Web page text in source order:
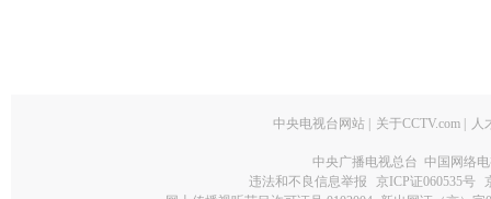
中央电视台网站 | 关于CCTV.com | 人
中央广播电视总台 中国网络
违法和不良信息举报
京ICP证060535号